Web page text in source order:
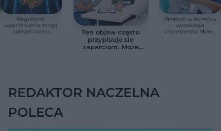
Regularne
wypróżnienia mogą
zależeć od tej
Ten objaw często
przypisuje się
zaparciom. Może
Przełom w leczeniu
wysokiego
cholesterolu. Nowa
REDAKTOR NACZELNA
POLECA